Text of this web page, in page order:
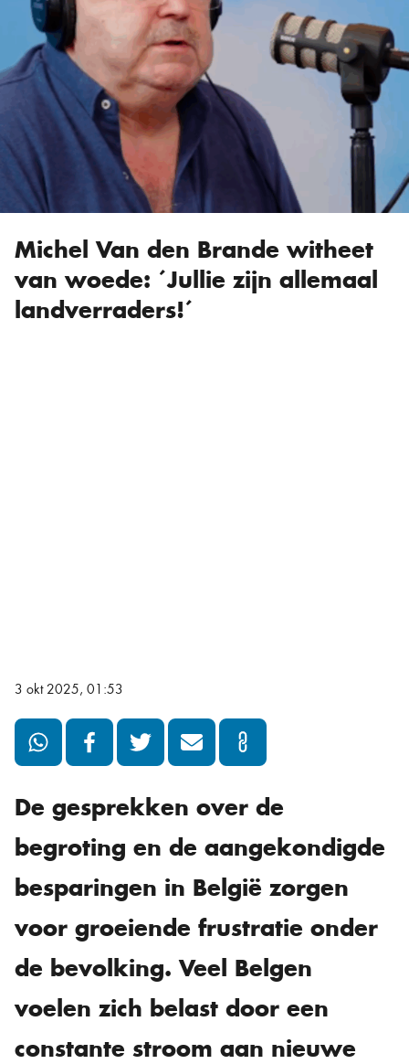
Michel Van den Brande witheet
van woede: ´Jullie zijn allemaal
landverraders!´
3 okt 2025, 01:53
De gesprekken over de
begroting en de aangekondigde
besparingen in België zorgen
voor groeiende frustratie onder
de bevolking. Veel Belgen
voelen zich belast door een
constante stroom aan nieuwe